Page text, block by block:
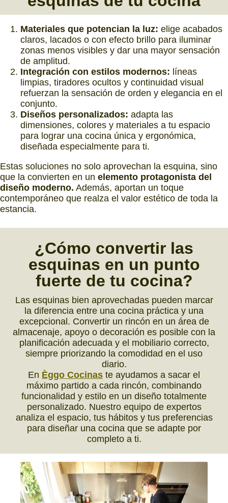
Materiales que potencian la luz: elige acabados
claros, lacados o con efecto brillo para iluminar
zonas menos visibles y dar una mayor sensación
de amplitud.
Integración con estilos modernos: líneas
limpias, tiradores ocultos y continuidad visual
refuerzan la sensación de orden y elegancia en el
conjunto.
Diseños personalizados: adapta las
dimensiones, colores y materiales a tu espacio
para lograr una cocina única y ergonómica,
diseñada especialmente para ti.
Estas soluciones no solo aprovechan la esquina, sino
que la convierten en un elemento protagonista del
diseño moderno. Además, aportan un toque
contemporáneo que realza el valor estético de toda la
estancia.
¿Cómo convertir las
esquinas en un punto
fuerte de tu cocina?
Las esquinas bien aprovechadas pueden marcar
la diferencia entre una cocina práctica y una
excepcional. Convertir un rincón en un área de
almacenaje, apoyo o decoración es posible con la
planificación adecuada y el mobiliario correcto,
siempre priorizando la comodidad en el uso
diario.
En Èggo Cocinas te ayudamos a sacar el
máximo partido a cada rincón, combinando
funcionalidad y estilo en un diseño totalmente
personalizado. Nuestro equipo de expertos
analiza el espacio, tus hábitos y tus preferencias
para diseñar una cocina que se adapte por
completo a ti.